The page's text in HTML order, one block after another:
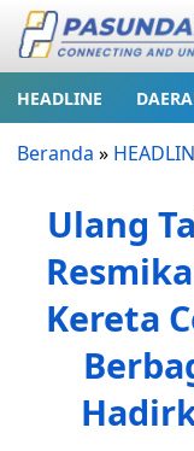
HEADLINE
Beranda »
Ulang
Kereta